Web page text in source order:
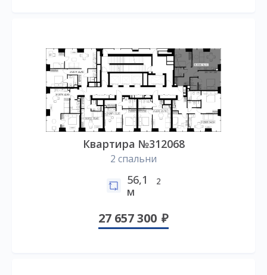
Квартира №312068
2 спальни
56,1
м
2
27 657 300